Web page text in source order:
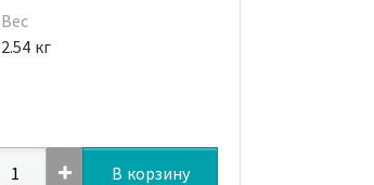
Вес
2.54 кг
В корзину